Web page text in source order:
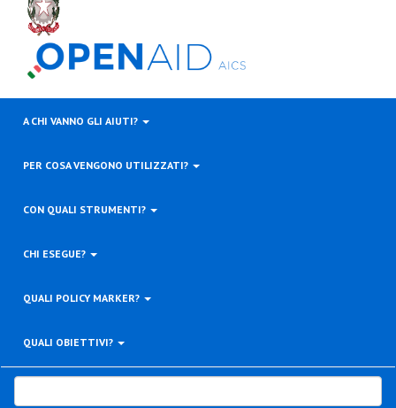
A CHI VANNO GLI AIUTI?
PER COSA VENGONO UTILIZZATI?
CON QUALI STRUMENTI?
CHI ESEGUE?
QUALI POLICY MARKER?
QUALI OBIETTIVI?